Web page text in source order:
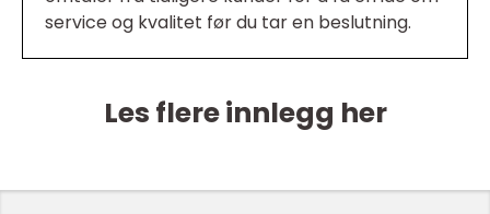
service og kvalitet før du tar en beslutning.
Les flere innlegg her